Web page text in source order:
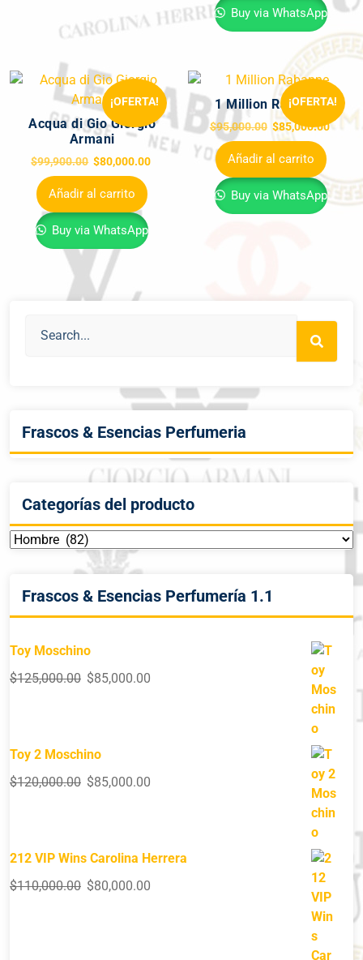
Buy via WhatsApp
¡OFERTA!
Acqua di Gio Giorgio
Armani
$99,900.00 $80,000.00
Añadir al carrito
Buy via WhatsApp
¡OFERTA!
1 Million Rabanne
$95,000.00 $85,000.00
Añadir al carrito
Buy via WhatsApp
Frascos & Esencias Perfumeria
Categorías del producto
Frascos & Esencias Perfumería 1.1
Toy Moschino
$125,000.00 $85,000.00
Toy 2 Moschino
$120,000.00 $85,000.00
212 VIP Wins Carolina Herrera
$110,000.00 $80,000.00